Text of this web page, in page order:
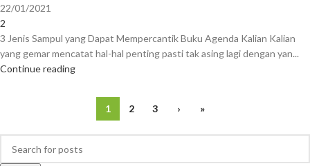
22/01/2021
2
3 Jenis Sampul yang Dapat Mempercantik Buku Agenda Kalian Kalian
yang gemar mencatat hal-hal penting pasti tak asing lagi dengan yan...
Continue reading
1 2 3 › »